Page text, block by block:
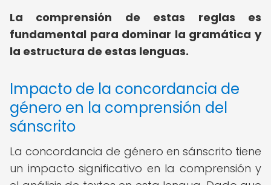
La comprensión de estas reglas es
fundamental para dominar la gramática y
la estructura de estas lenguas.
Impacto de la concordancia de
género en la comprensión del
sánscrito
La concordancia de género en sánscrito tiene
un impacto significativo en la comprensión y